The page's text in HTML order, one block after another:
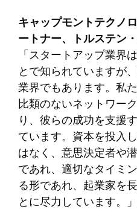
キャップモントテクノ
ートナー、トルステン
「スタートアップ業界
とで知られていますが
業界でもあります。私
比類のないネットワー
り、彼らの成功を支援
ています。資本を投入
はなく、意思決定者や
であれ、適切なタイミ
る形であれ、起業家を
とに尽力しています。